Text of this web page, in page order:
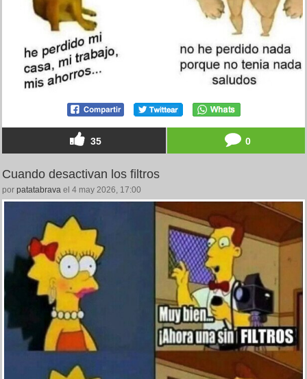
35 0
Cuando desactivan los filtros
por patatabrava el 4 may 2026, 17:00